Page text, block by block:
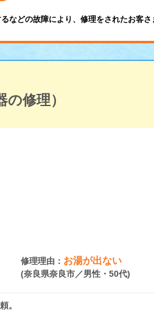
などの故障により、修理をされたお客さ
修理）
修理理由： お湯が出ない
(奈良県奈良市／男性・50代)
。